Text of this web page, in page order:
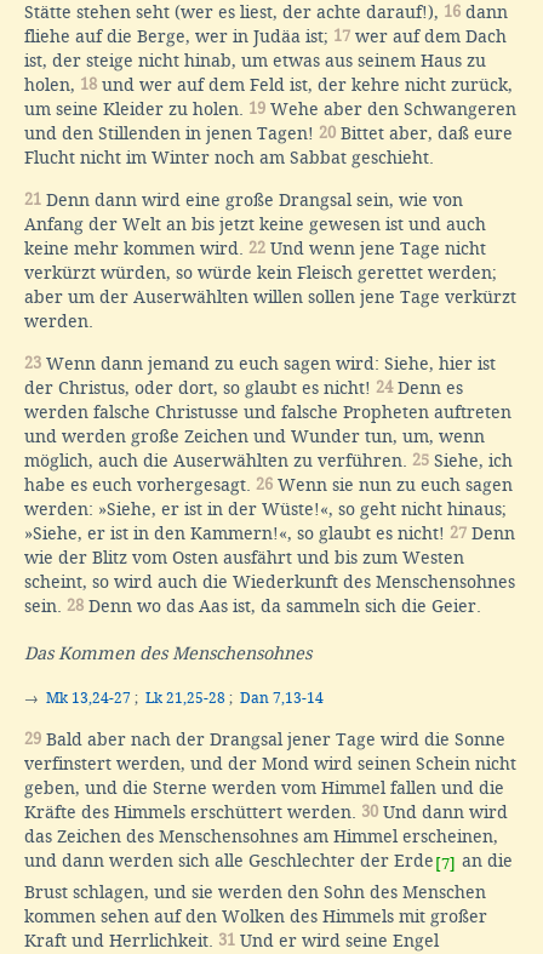
Stätte stehen seht (wer es liest, der achte darauf!), 16 dann
fliehe auf die Berge, wer in Judäa ist; 17 wer auf dem Dach
ist, der steige nicht hinab, um etwas aus seinem Haus zu
holen, 18 und wer auf dem Feld ist, der kehre nicht zurück,
um seine Kleider zu holen. 19 Wehe aber den Schwangeren
und den Stillenden in jenen Tagen! 20 Bittet aber, daß eure
Flucht nicht im Winter noch am Sabbat geschieht.
21 Denn dann wird eine große Drangsal sein, wie von
Anfang der Welt an bis jetzt keine gewesen ist und auch
keine mehr kommen wird. 22 Und wenn jene Tage nicht
verkürzt würden, so würde kein Fleisch gerettet werden;
aber um der Auserwählten willen sollen jene Tage verkürzt
werden.
23 Wenn dann jemand zu euch sagen wird: Siehe, hier ist
der Christus, oder dort, so glaubt es nicht! 24Denn es
werden falsche Christusse und falsche Propheten auftreten
und werden große Zeichen und Wunder tun, um, wenn
möglich, auch die Auserwählten zu verführen. 25 Siehe, ich
habe es euch vorhergesagt. 26 Wenn sie nun zu euch sagen
werden: »Siehe, er ist in der Wüste!«, so geht nicht hinaus;
»Siehe, er ist in den Kammern!«, so glaubt es nicht! 27 Denn
wie der Blitz vom Osten ausfährt und bis zum Westen
scheint, so wird auch die Wiederkunft des Menschensohnes
sein. 28 Denn wo das Aas ist, da sammeln sich die Geier.
Das Kommen des Menschensohnes
→ Mk 13,24-27 ; Lk 21,25-28 ; Dan 7,13-14
29 Bald aber nach der Drangsal jener Tage wird die Sonne
verfinstert werden, und der Mond wird seinen Schein nicht
geben, und die Sterne werden vom Himmel fallen und die
Kräfte des Himmels erschüttert werden. 30 Und dann wird
das Zeichen des Menschensohnes am Himmel erscheinen,
und dann werden sich alle Geschlechter der Erde [7] an die
Brust schlagen, und sie werden den Sohn des Menschen
kommen sehen auf den Wolken des Himmels mit großer
Kraft und Herrlichkeit. 31 Und er wird seine Engel